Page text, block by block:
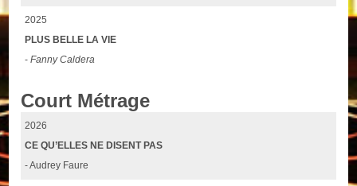
2025
PLUS BELLE LA VIE
-Fanny Caldera
Court Métrage
2026
CE QU’ELLES NE DISENT PAS
- Audrey Faure